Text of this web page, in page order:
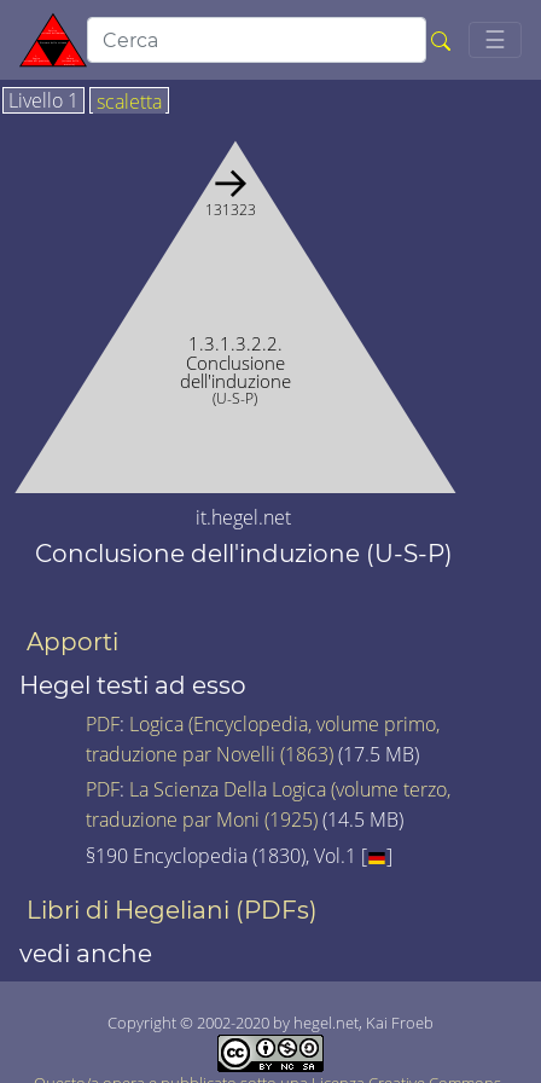
☰
Livello 1 scaletta
1.3.1.3.2.2.
Conclusione
dell'induzione
(U-S-P)
→
131323
it.hegel.net
Conclusione dell'induzione (U-S-P)
Apporti
Hegel testi ad esso
PDF: Logica (Encyclopedia, volume primo,
traduzione par Novelli (1863)(17.5 MB)
PDF: La Scienza Della Logica (volume terzo,
traduzione par Moni (1925)(14.5 MB)
§190 Encyclopedia (1830), Vol.1 [
]
Libri di Hegeliani (PDFs)
vedi anche
Copyright © 2002-2020 by hegel.net, Kai Froeb